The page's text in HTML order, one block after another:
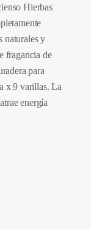
Hierbas
naturales y
fragancia de
para
x 9 varillas. La
energía